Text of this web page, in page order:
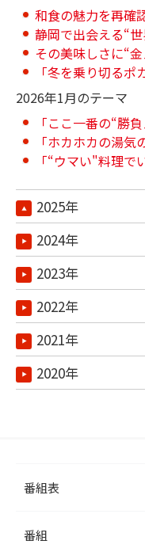
和食の魅力を再確
静岡で出会える“
その美味しさに“
「冬を乗り切るポ
2026年1月のテーマ
「ここ一番の“勝負
「ホカホカの湯気
「“ウマい"料理で
2025年
2024年
2023年
2022年
2021年
2020年
番組表
番組